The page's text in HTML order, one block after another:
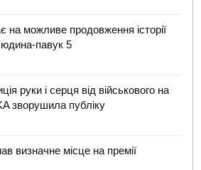
на можливе продовження історії
павук 5
руки і серця від військового на
зворушила публіку
визначне місце на премії